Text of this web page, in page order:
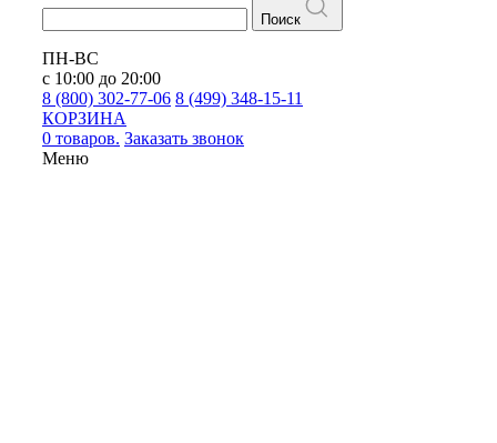
Поиск
ПН-ВС
с 10:00 до 20:00
8 (800) 302-77-06 8 (499) 348-15-11
КОРЗИНА
0 товаров. Заказать звонок
Меню